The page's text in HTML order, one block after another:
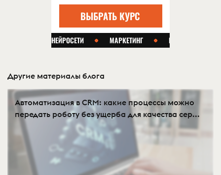
Другие материалы блога
Автоматизация в CRM: какие процессы можно
передать роботу без ущерба для качества сер...